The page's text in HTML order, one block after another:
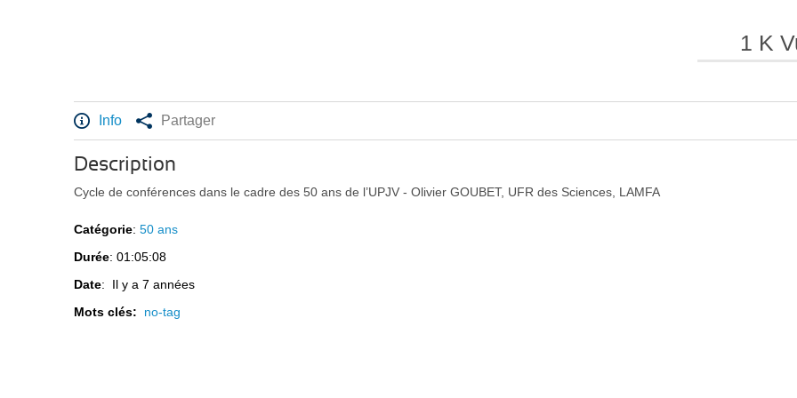
l
l
1 K
Info Partager
Description
Cycle de conférences dans le cadre des 50 ans de l’UPJV - Olivier GOUBET, UFR des Sciences, LAMFA
Catégorie:50 ans
Durée: 01:05:08
Date: Il y a 7 années
Mots clés: no-tag